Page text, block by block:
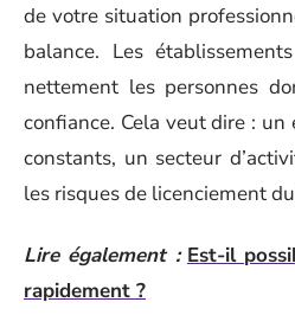
de votre situation
balance. Les
nettement les personnes
confiance. Cela veut dire :
constants, un secteur
les risques de licenciement
Lire également : Est-il
rapidement ?